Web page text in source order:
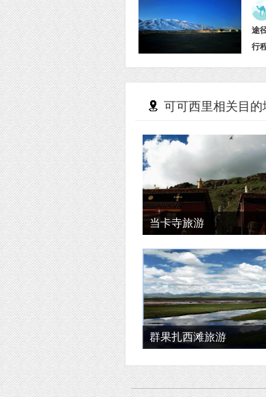
途
行
可可西里相关目的
当卡寺旅游
群果扎西滩旅游